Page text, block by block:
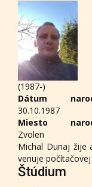
(1987-)
Dátum
30.10.1987
Miesto
Zvolen
Michal Dunaj žije
venuje
Štúdium